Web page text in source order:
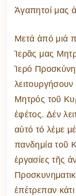
Ἀγαπητοί μας
Μετά ἀπό μιά
Ἱερᾶς μας
Ἱερό
Μητρός τοῦ
ἐφέτος. Δέν
αὐτό τό λέμε
πανδημία τοῦ
ἐργασίες τῆς
ἐπέτρεπαν